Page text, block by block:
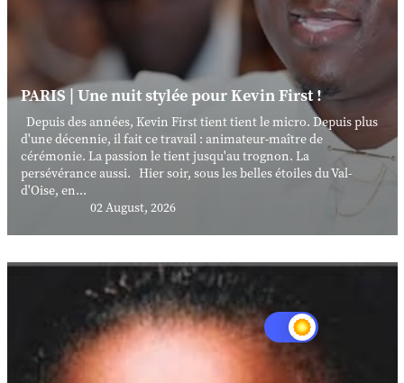
PARIS | Une nuit stylée pour Kevin First !
Depuis des années, Kevin First tient tient le micro. Depuis plus
d'une décennie, il fait ce travail : animateur-maître de
cérémonie. La passion le tient jusqu'au trognon. La
persévérance aussi. Hier soir, sous les belles étoiles du Val-
d'Oise, en...
02 August, 2026